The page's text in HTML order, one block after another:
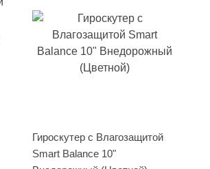
Гироскутер с Влагозащитой
Smart Balance 10"